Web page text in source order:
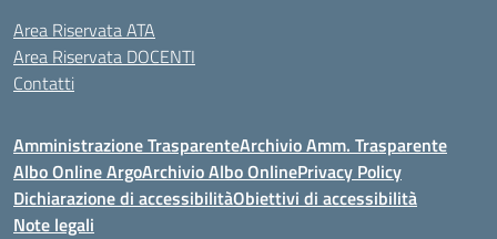
Area Riservata ATA
Area Riservata DOCENTI
Contatti
Amministrazione TrasparenteArchivio Amm. Trasparente
Albo Online ArgoArchivio Albo OnlinePrivacy Policy
Dichiarazione di accessibilitàObiettivi di accessibilità
Note legali